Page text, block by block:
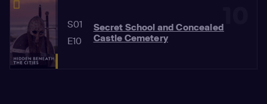
10
S01
E10
Secret School and Concealed
Castle Cemetery